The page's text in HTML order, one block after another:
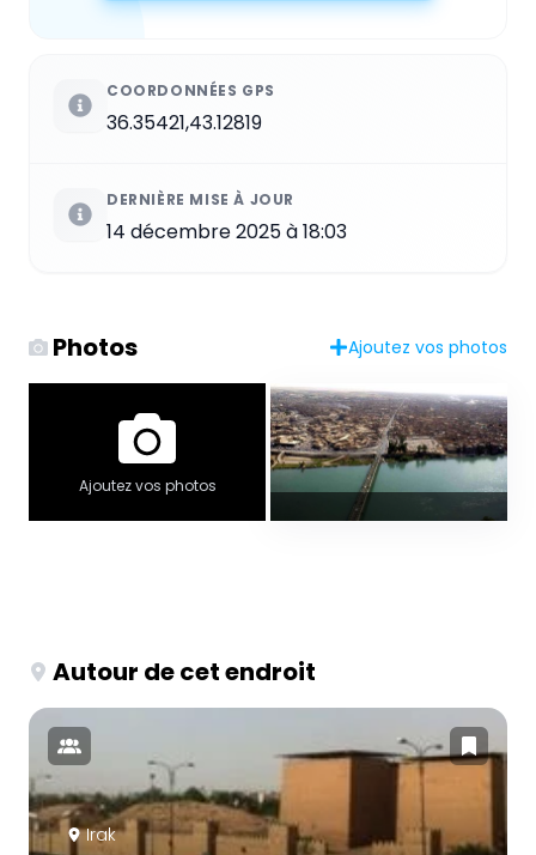
COORDONNÉES GPS
36.35421,43.12819
DERNIÈRE MISE À JOUR
14 décembre 2025 à 18:03
Photos Ajoutez vos photos
Ajoutez vos photos
Autour de cet endroit
Irak